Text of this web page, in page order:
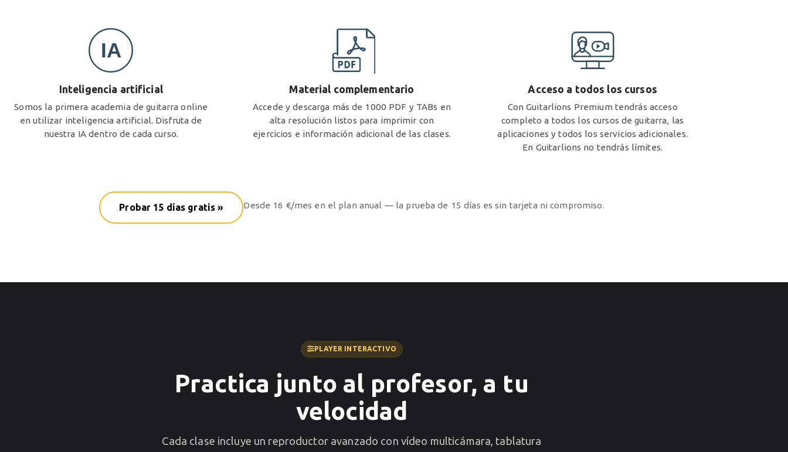
Inteligencia artificial
Somos la primera academia de guitarra online
en utilizar inteligencia artificial. Disfruta de
nuestra IA dentro de cada curso.
Material complementario
Accede y descarga más de 1000 PDF y TABs en
alta resolución listos para imprimir con
ejercicios e información adicional de las clases.
Acceso a todos los cursos
Con Guitarlions Premium tendrás acceso
completo a todos los cursos de guitarra, las
aplicaciones y todos los servicios adicionales.
En Guitarlions no tendrás límites.
Probar 15 días gratis Desde 16 €/mes en el plan anual — la prueba de 15 días es sin tarjeta ni compromiso.
PLAYER INTERACTIVO
Practica junto al profesor, a tu
velocidad
Cada clase incluye un reproductor avanzado con vídeo multicámara, tablatura